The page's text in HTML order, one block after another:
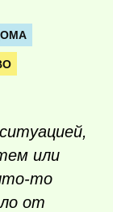
или
то
от